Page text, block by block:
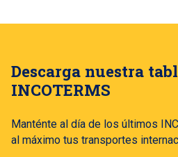
Descarga nuestra
INCOTERMS
Manténte al día de los últimos
al máximo tus transportes